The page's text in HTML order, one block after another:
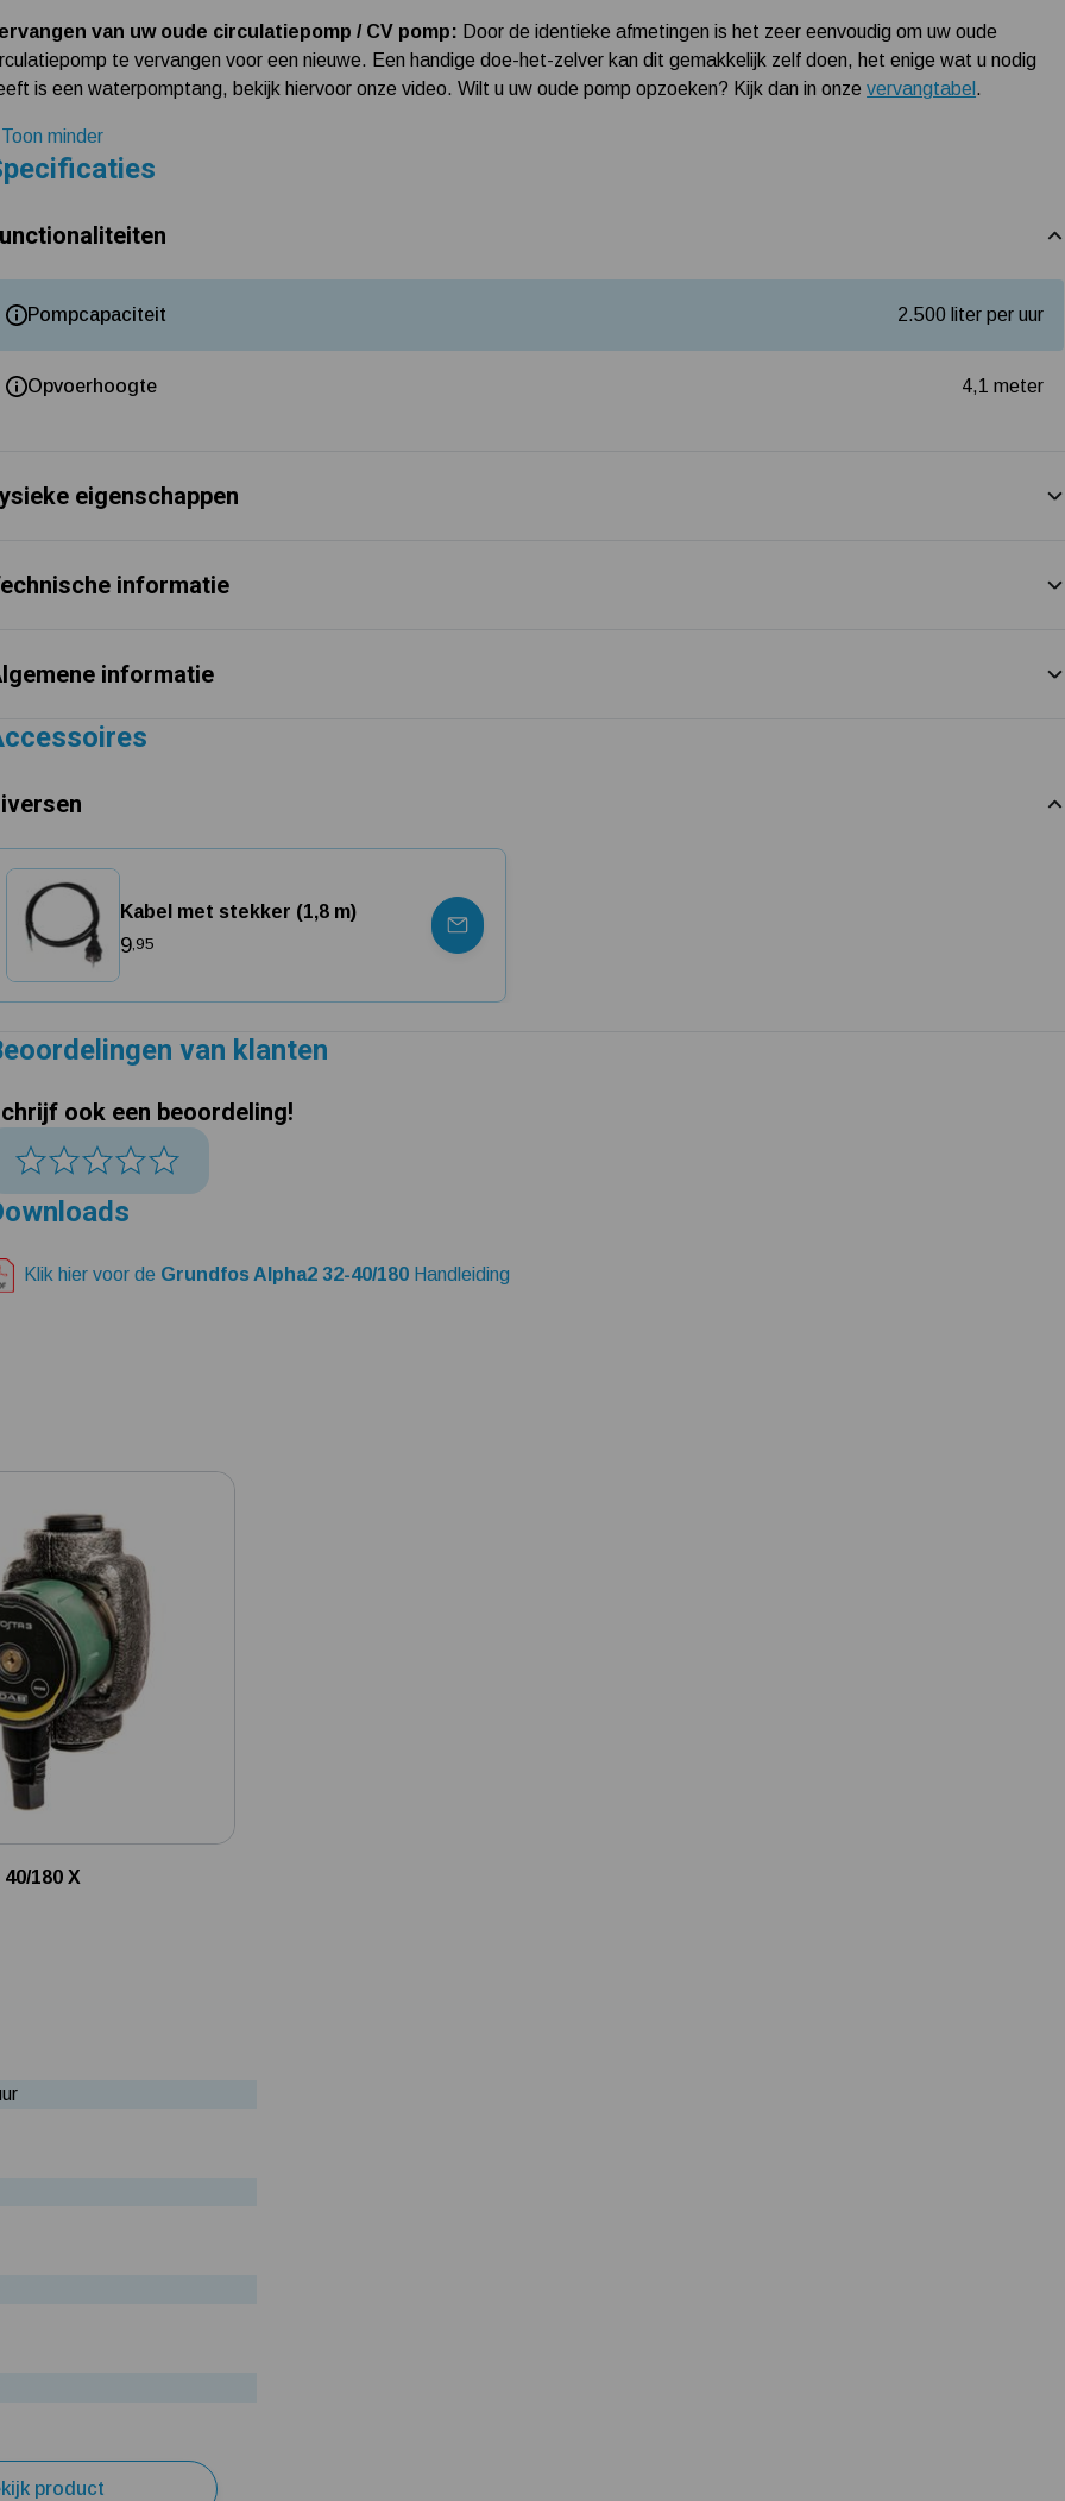
van uw oude circulatiepomp / CV pomp: Door de identieke afmetingen is het zeer eenvoudig om uw oude
te vervangen voor een nieuwe. Een handige doe-het-zelver kan dit gemakkelijk zelf doen, het enige wat u nodig
is een waterpomptang, bekijk hiervoor onze video. Wilt u uw oude pomp opzoeken? Kijk dan in onzevervangtabel .
minder
Pompcapaciteit 2.500 liter per uur
Opvoerhoogte 4,1 meter
eigenschappen
informatie
informatie
Kabel met stekker (1,8 m)
9,95
van klanten
ook een beoordeling!
Klik hier voor de Grundfos Alpha2 32-40/180 Handleiding
180 X
product